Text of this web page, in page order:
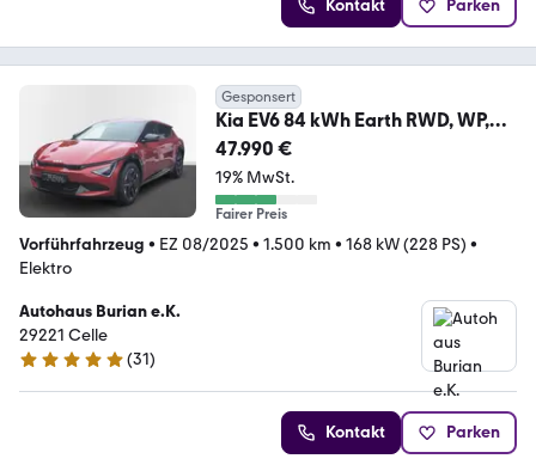
Kontakt Parken
Gesponsert
Kia EV6 84 kWh Earth RWD, WP,
COM, Sound, ASS, DRI
47.990 €
19% MwSt.
Fairer Preis
Vorführfahrzeug • EZ 08/2025 • 1.500 km • 168 kW (228 PS) •
Elektro
Autohaus Burian e.K.
29221 Celle
5 Sterne
(31)
Kontakt Parken